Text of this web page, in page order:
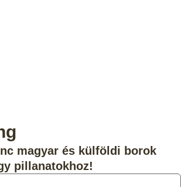
magyar és külföldi borok
pillanatokhoz!